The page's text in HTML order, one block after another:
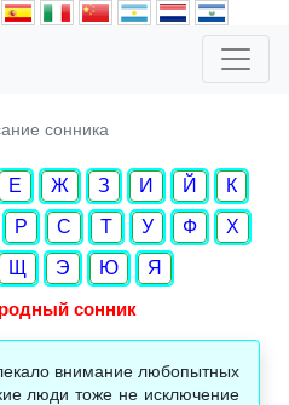
сонника
Е Ж З И Й
К
Р С Т У Ф
Х
Щ Э Ю
Я
сонник
внимание любопытных
люди тоже не исключение